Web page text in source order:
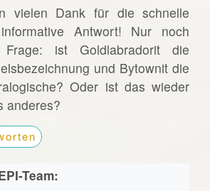
vielen Dank für die schnelle
Antwort! Nur noch
ist Goldlabradorit die
und Bytownit die
Oder ist das wieder
anderes?
Team: